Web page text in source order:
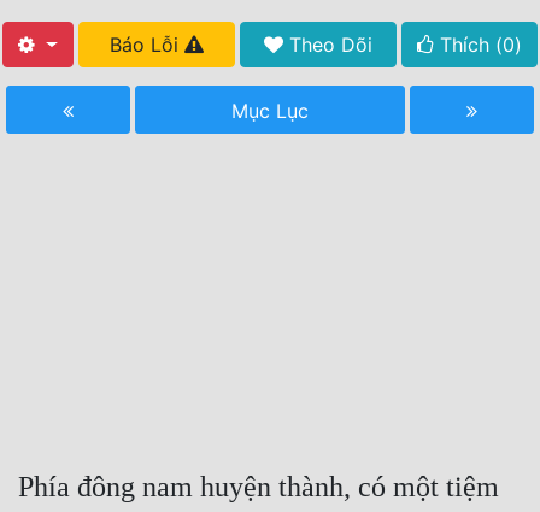
Tất Cả
Hoàn Thành
Xa Lộ Dịch
Báo Lỗi Theo Dõi Thích (0)
Mục Lục
Phía đông nam huyện thành, có một tiệm